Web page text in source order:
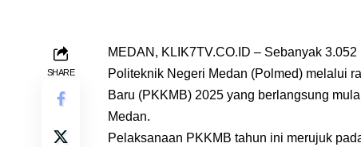
SHARE
MEDAN, KLIK7TV.CO.ID – Sebanyak
Politeknik Negeri Medan (Polmed) melalui
Baru (PKKMB) 2025 yang berlangsung
Medan.
Pelaksanaan PKKMB tahun ini merujuk